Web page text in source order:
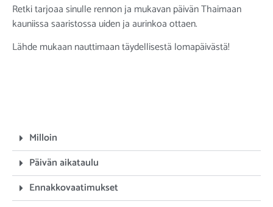
Retki tarjoaa sinulle rennon ja mukavan päivän Thaimaan
kauniissa saaristossa uiden ja aurinkoa ottaen.
Lähde mukaan nauttimaan täydellisestä lomapäivästä!
Milloin
Päivän aikataulu
Ennakkovaatimukset